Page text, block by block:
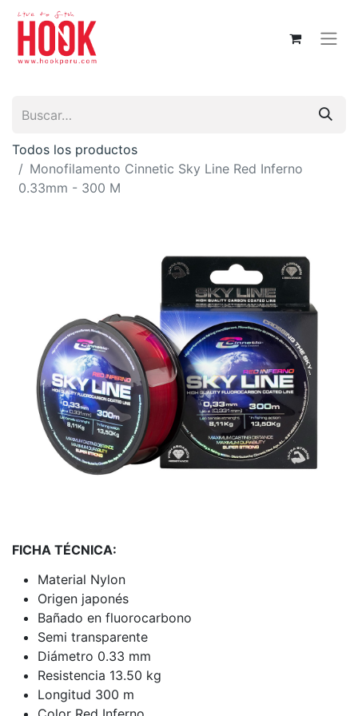
Todos los productos
Monofilamento Cinnetic Sky Line Red Inferno
0.33mm - 300 M
FICHA TÉCNICA:
Material Nylon
Origen japonés
Bañado en fluorocarbono
Semi transparente
Diámetro 0.33 mm
Resistencia 13.50 kg
Longitud 300 m